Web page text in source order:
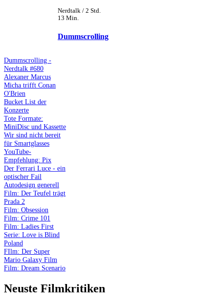
Nerdtalk / 2 Std.
13 Min.
Dummscrolling
Dummscrolling -
Nerdtalk #680
Alexaner Marcus
Micha trifft Conan
O'Brien
Bucket List der
Konzerte
Tote Formate:
MiniDisc und Kassette
Wir sind nicht bereit
für Smartglasses
YouTube-
Empfehlung: Pix
Der Ferrari Luce - ein
optischer Fail
Autodesign generell
Film: Der Teufel trägt
Prada 2
Film: Obsession
Film: Crime 101
Film: Ladies First
Serie: Love is Blind
Poland
FIlm: Der Super
Mario Galaxy Film
Film: Dream Scenario
Neuste Filmkritiken